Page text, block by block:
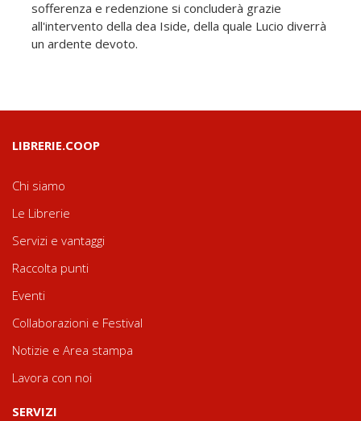
sofferenza e redenzione si concluderà grazie
all'intervento della dea Iside, della quale Lucio diverrà
un ardente devoto.
LIBRERIE.COOP
Chi siamo
Le Librerie
Servizi e vantaggi
Raccolta punti
Eventi
Collaborazioni e Festival
Notizie e Area stampa
Lavora con noi
SERVIZI